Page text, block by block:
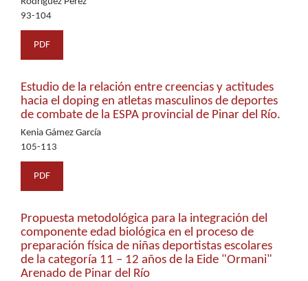
93-104
PDF
Estudio de la relación entre creencias y actitudes
hacia el doping en atletas masculinos de deportes
de combate de la ESPA provincial de Pinar del Río.
Kenia Gámez García
105-113
PDF
Propuesta metodológica para la integración del
componente edad biológica en el proceso de
preparación física de niñas deportistas escolares
de la categoría 11 – 12 años de la Eide "Ormani"
Arenado de Pinar del Río